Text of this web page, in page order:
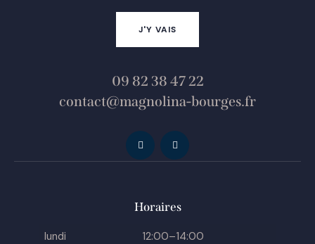
J'Y VAIS
09 82 38 47 22
contact@magnolina-bourges.fr
Horaires
lundi
12:00–14:00